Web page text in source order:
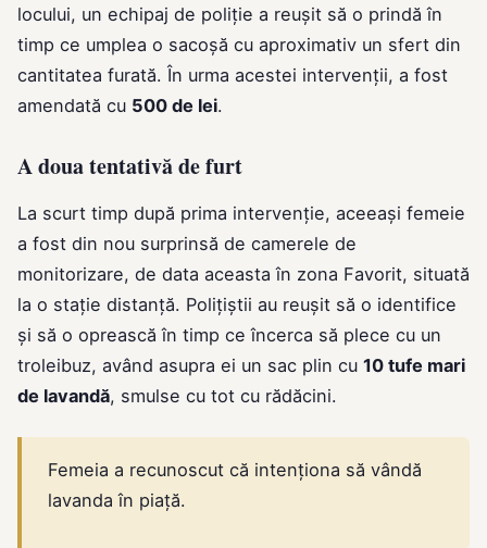
locului, un echipaj de poliție a reușit să o prindă în
timp ce umplea o sacoșă cu aproximativ un sfert din
cantitatea furată. În urma acestei intervenții, a fost
amendată cu 500 de lei.
A doua tentativă de furt
La scurt timp după prima intervenție, aceeași femeie
a fost din nou surprinsă de camerele de
monitorizare, de data aceasta în zona Favorit, situată
la o stație distanță. Polițiștii au reușit să o identifice
și să o oprească în timp ce încerca să plece cu un
troleibuz, având asupra ei un sac plin cu 10 tufe mari
de lavandă, smulse cu tot cu rădăcini.
Femeia a recunoscut că intenționa să vândă
lavanda în piață.